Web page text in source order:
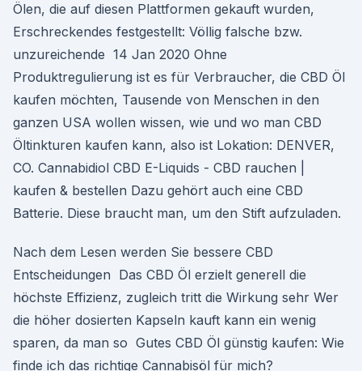
Ölen, die auf diesen Plattformen gekauft wurden,
Erschreckendes festgestellt: Völlig falsche bzw.
unzureichende 14 Jan 2020 Ohne
Produktregulierung ist es für Verbraucher, die CBD Öl
kaufen möchten, Tausende von Menschen in den
ganzen USA wollen wissen, wie und wo man CBD
Öltinkturen kaufen kann, also ist Lokation: DENVER,
CO. Cannabidiol CBD E-Liquids - CBD rauchen |
kaufen & bestellen Dazu gehört auch eine CBD
Batterie. Diese braucht man, um den Stift aufzuladen.
Nach dem Lesen werden Sie bessere CBD
Entscheidungen Das CBD Öl erzielt generell die
höchste Effizienz, zugleich tritt die Wirkung sehr Wer
die höher dosierten Kapseln kauft kann ein wenig
sparen, da man so Gutes CBD Öl günstig kaufen: Wie
finde ich das richtige Cannabisöl für mich?